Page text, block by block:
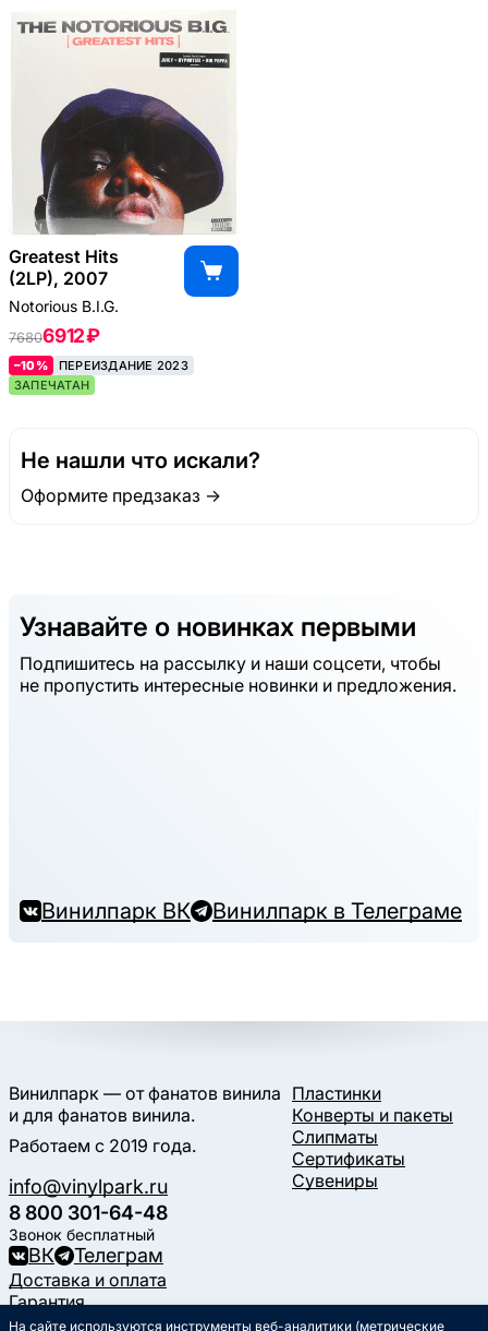
Greatest Hits
(2LP), 2007
Notorious B.I.G.
76806912 ₽
–10%
ПЕРЕИЗДАНИЕ 2023
ЗАПЕЧАТАН
Не нашли что искали?
Оформите предзаказ →
Узнавайте о новинках первыми
Подпишитесь на рассылку и наши соцсети, чтобы
не пропустить интересные новинки и предложения.
Винилпарк ВК Винилпарк в Телеграме
Винилпарк — от фанатов винила
и для фанатов винила.
Работаем с 2019 года.
info@vinylpark.ru
8 800 301-64-48
Звонок бесплатный
ВК Телеграм
Пластинки
Конверты и пакеты
Слипматы
Сертификаты
Сувениры
Доставка и оплата
Гарантия
Контакты
На сайте используются инструменты веб-аналитики (метрические